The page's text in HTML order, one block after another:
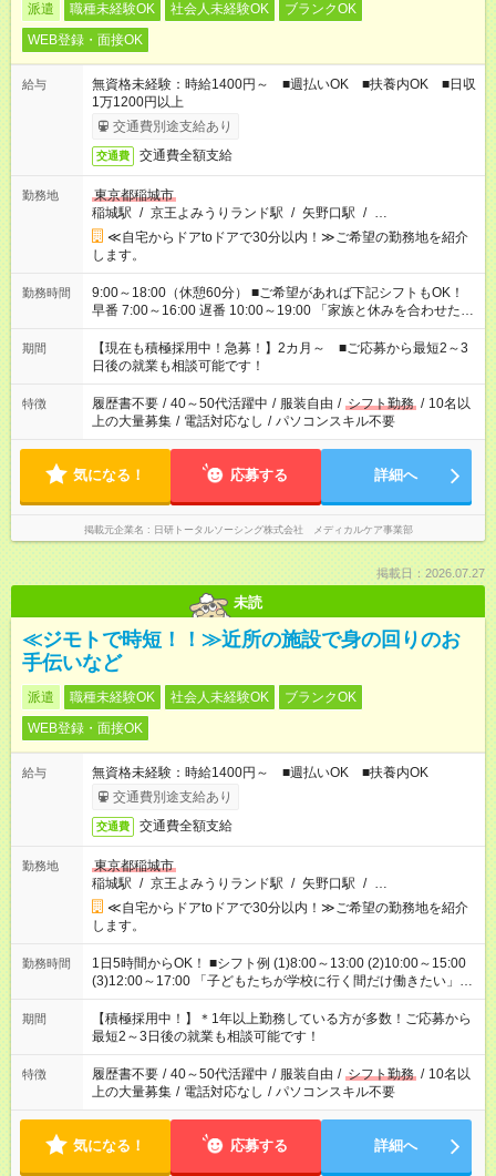
派遣 職種未経験OK 社会人未経験OK
ブランクOK
WEB登録・面接OK
給与
無資格未経験：時給1400円～ ■週払いOK ■扶養内OK ■日収
1万1200円以上
交通費別途支給あり
交通費 交通費全額支給
勤務地
東京都稲城市
稲城駅 / 京王よみうりランド駅 / 矢野口駅 / …
≪自宅からドアtoドアで30分以内！≫ご希望の勤務地を紹介
します。
勤務時間
9:00～18:00（休憩60分） ■ご希望があれば下記シフトもOK！
早番 7:00～16:00 遅番 10:00～19:00 「家族と休みを合わせた
い」 「余裕を持って夕飯の準備がしたい」 「できれば残業はし
たくない」 など、ご希望を教えてくださいね。 ※Wワーク希望
の方へ 今ご覧のお仕事で希望する勤務時間と、もう1つのお仕事
の勤務時間。 合計で週40時間を超える場合は応募できません。
期間
【現在も積極採用中！急募！】2カ月～ ■ご応募から最短2～3
日後の就業も相談可能です！
特徴 履歴書不要 / 40～50代活躍中 / 服装自由 / シフト勤務 / 10名以
上の大量募集 / 電話対応なし / パソコンスキル不要
気になる！ 応募する 詳細へ
掲載元企業名 日研トータルソーシング株式会社 メディカルケア事業部
掲載日：2026.07.27
未読
≪ジモトで時短！！≫近所の施設で身の回りのお
手伝いなど
派遣 職種未経験OK 社会人未経験OK
ブランクOK
WEB登録・面接OK
給与
無資格未経験：時給1400円～ ■週払いOK ■扶養内OK
交通費別途支給あり
交通費 交通費全額支給
勤務地
東京都稲城市
稲城駅 / 京王よみうりランド駅 / 矢野口駅 / …
≪自宅からドアtoドアで30分以内！≫ご希望の勤務地を紹介
します。
勤務時間
1日5時間からOK！ ■シフト例 (1)8:00～13:00 (2)10:00～15:00
(3)12:00～17:00 「子どもたちが学校に行く間だけ働きたい」
「余裕を持って夕飯の準備がしたい」 「午前中は働いて、午後
はプライベートの時間にしたい」 など、ご希望を教えてくださ
いね。 ※Wワーク希望の方へ 今ご覧のお仕事で希望する勤務時
間と、もう1つのお仕事の勤務時間。 合計で週40時間を超える
場合は応募できません。
期間
【積極採用中！】＊1年以上勤務している方が多数！ご応募から
最短2～3日後の就業も相談可能です！
特徴 履歴書不要 / 40～50代活躍中 / 服装自由 / シフト勤務 / 10名以
上の大量募集 / 電話対応なし / パソコンスキル不要
気になる！ 応募する 詳細へ